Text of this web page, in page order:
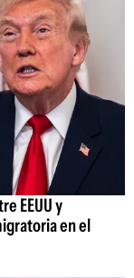
EEUU y
en el